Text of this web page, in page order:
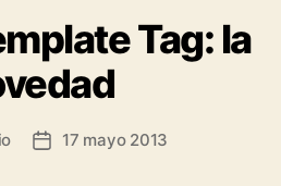
Tag: la
Post17 mayo 2013